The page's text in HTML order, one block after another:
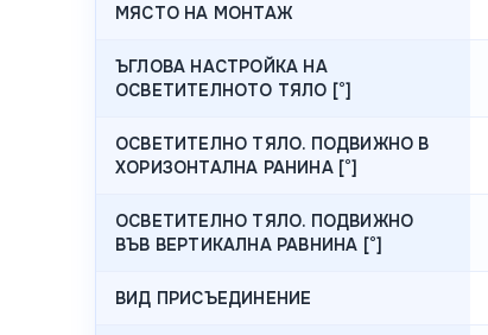
МЯСТО НА МОНТАЖ
ЪГЛОВА НАСТРОЙКА НА
ОСВЕТИТЕЛНОТО ТЯЛО [°]
ОСВЕТИТЕЛНО ТЯЛО. ПОДВИЖНО В
ХОРИЗОНТАЛНА РАНИНА [°]
ОСВЕТИТЕЛНО ТЯЛО. ПОДВИЖНО
ВЪВ ВЕРТИКАЛНА РАВНИНА [°]
ВИД ПРИСЪЕДИНЕНИЕ